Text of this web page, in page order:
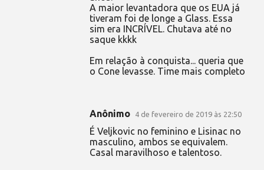
A maior levantadora que os EUA já
tiveram foi de longe a Glass. Essa
sim era INCRÍVEL. Chutava até no
saque kkkk
Em relação à conquista... queria que
o Cone levasse. Time mais completo
Anônimo 4 de fevereiro de 2019 às 22:50
É Veljkovic no feminino e Lisinac no
masculino, ambos se equivalem.
Casal maravilhoso e talentoso.